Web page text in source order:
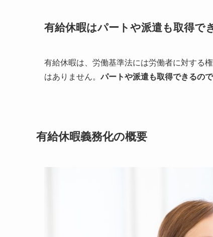
有給休暇はパートや派遣も取得で
有給休暇は、労働基準法には労働者に対する
はありません。パートや派遣も取得できるので
有給休暇義務化の概要